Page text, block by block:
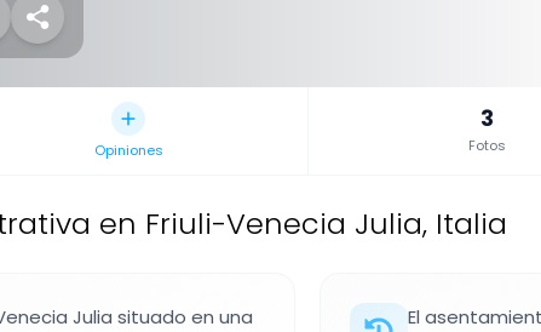
Opiniones
3
Fotos
en Friuli-Venecia Julia, Italia
Julia situado en una
El